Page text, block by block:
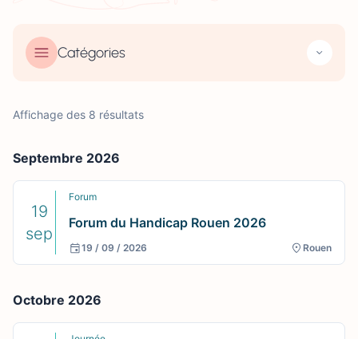
Catégories
Affichage des 8 résultats
Septembre 2026
19
sep
Forum
Forum du Handicap Rouen 2026
19 / 09 / 2026 Rouen
Octobre 2026